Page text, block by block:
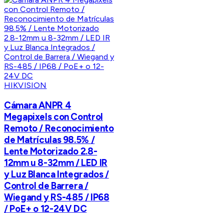
HIKVISION
Cámara ANPR 4
Megapixels con Control
Remoto / Reconocimiento
de Matrículas 98.5% /
Lente Motorizado 2.8-
12mm u 8-32mm / LED IR
y Luz Blanca Integrados /
Control de Barrera /
Wiegand y RS-485 / IP68
/ PoE+ o 12-24V DC